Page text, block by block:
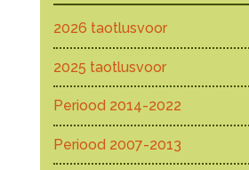
2026 taotlusvoor
2025 taotlusvoor
Periood 2014-2022
Periood 2007-2013